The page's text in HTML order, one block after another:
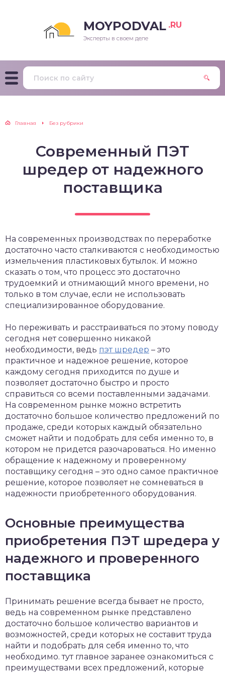
MOYPODVAL .RU
Эксперты в своем деле
Главная Без рубрики
Современный ПЭТ
шредер от надежного
поставщика
На современных производствах по переработке
достаточно часто сталкиваются с необходимостью
измельчения пластиковых бутылок. И можно
сказать о том, что процесс это достаточно
трудоемкий и отнимающий много времени, но
только в том случае, если не использовать
специализированное оборудование.
Но переживать и расстраиваться по этому поводу
сегодня нет совершенно никакой
необходимости, ведь пэт шредер – это
практичное и надежное решение, которое
каждому сегодня приходится по душе и
позволяет достаточно быстро и просто
справиться со всеми поставленными задачами.
На современном рынке можно встретить
достаточно большое количество предложений по
продаже, среди которых каждый обязательно
сможет найти и подобрать для себя именно то, в
котором не придется разочароваться. Но именно
обращение к надежному и проверенному
поставщику сегодня – это одно самое практичное
решение, которое позволяет не сомневаться в
надежности приобретенного оборудования.
Основные преимущества
приобретения ПЭТ шредера у
надежного и проверенного
поставщика
Принимать решение всегда бывает не просто,
ведь на современном рынке представлено
достаточно большое количество вариантов и
возможностей, среди которых не составит труда
найти и подобрать для себя именно то, что
необходимо. тут главное заранее ознакомиться с
преимуществами всех предложений, которые